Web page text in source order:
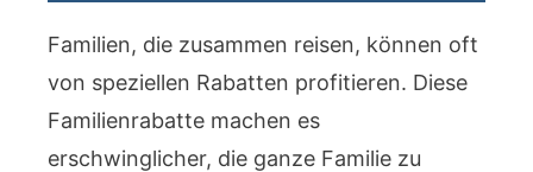
Familien, die zusammen reisen, können oft
von speziellen Rabatten profitieren. Diese
Familienrabatte machen es
erschwinglicher, die ganze Familie zu